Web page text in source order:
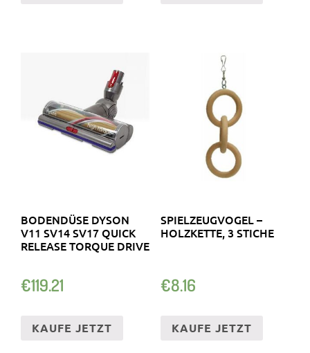
BODENDÜSE DYSON
V11 SV14 SV17 QUICK
RELEASE TORQUE DRIVE
€119.21
KAUFE JETZT
SPIELZEUGVOGEL –
HOLZKETTE, 3 STICHE
€8.16
KAUFE JETZT